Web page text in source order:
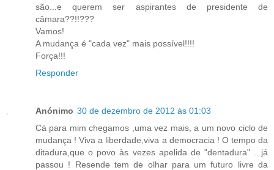
são...e querem ser aspirantes de presidente de
câmara??!!???
Vamos!
A mudança é "cada vez" mais possível!!!!
Força!!!
Responder
Anónimo 30 de dezembro de 2012 às 01:03
Cá para mim chegamos ,uma vez mais, a um novo ciclo de
mudança ! Viva a liberdade,viva a democracia ! O tempo da
ditadura,que o povo às vezes apelida de "dentadura" ...já
passou ! Resende tem de olhar para um futuro livre da